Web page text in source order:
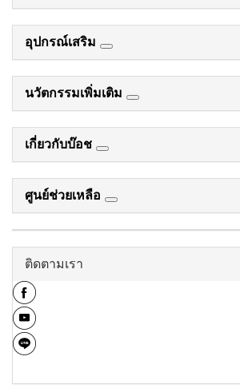
อุปกรณ์เสริม
นวัตกรรมเพิ่มเติม
เกี่ยวกับบ๊อช
ศูนย์ช่วยเหลือ
ติดตามเรา